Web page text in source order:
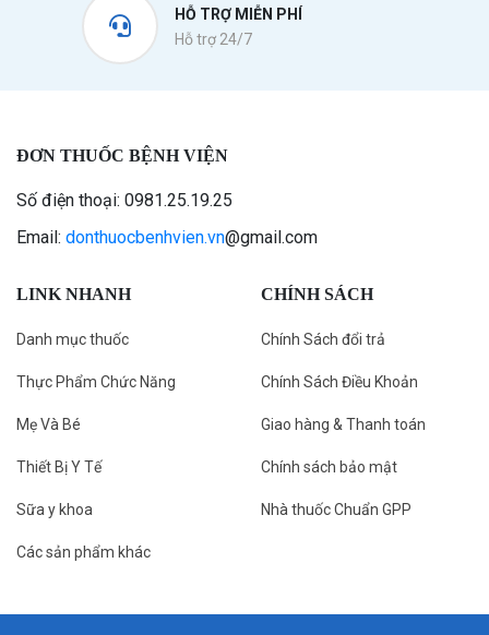
HỖ TRỢ MIỄN PHÍ
Hỗ trợ 24/7
ĐƠN THUỐC BỆNH VIỆN
Số điện thoại: 0981.25.19.25
Email: donthuocbenhvien.vn@gmail.com
LINK NHANH
Danh mục thuốc
Thực Phẩm Chức Năng
Mẹ Và Bé
Thiết Bị Y Tế
Sữa y khoa
Các sản phẩm khác
CHÍNH SÁCH
Chính Sách đổi trả
Chính Sách Điều Khoản
Giao hàng & Thanh toán
Chính sách bảo mật
Nhà thuốc Chuẩn GPP